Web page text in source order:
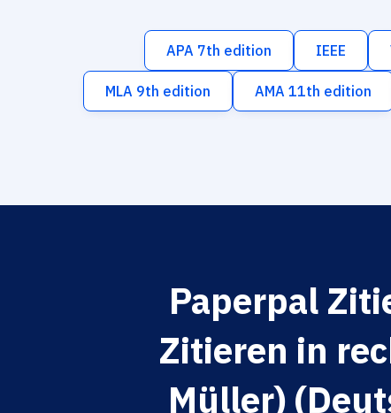
APA 7th edition IEEE
MLA 9th edition AMA 11th edition
Paperpal
Zitieren in
Müller)